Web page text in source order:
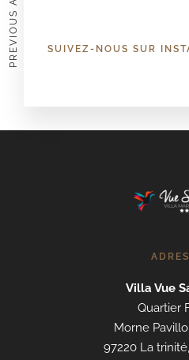
SUIVEZ-NOUS SUR
Villa Vue
Quartier
Morne
97220 La